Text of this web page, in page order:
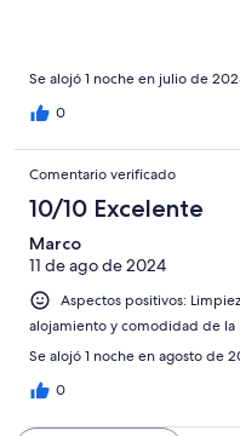
Se alojó 1 noche en julio de
0
Comentario verificado
10/10 Excelente
Marco
11 de ago de 2024
Aspectos positivos:
alojamiento y comodidad de la
Se alojó 1 noche en agosto de
0